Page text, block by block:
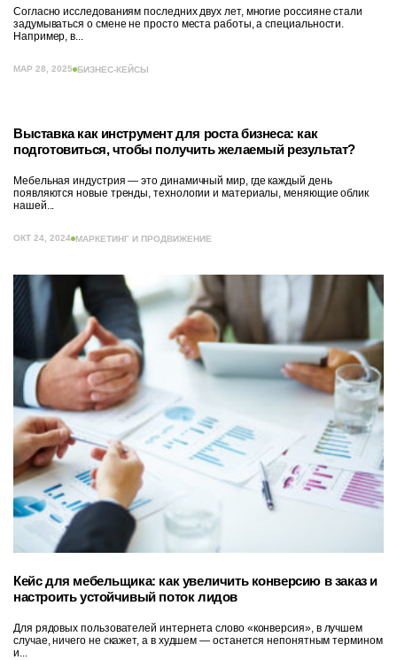
Согласно исследованиям последних двух лет, многие россияне стали
задумываться о смене не просто места работы, а специальности.
Например, в...
МАР 28, 2025 БИЗНЕС-КЕЙСЫ
Выставка как инструмент для роста бизнеса: как
подготовиться, чтобы получить желаемый результат?
Мебельная индустрия — это динамичный мир, где каждый день
появляются новые тренды, технологии и материалы, меняющие облик
нашей...
ОКТ 24, 2024 МАРКЕТИНГ И ПРОДВИЖЕНИЕ
Кейс для мебельщика: как увеличить конверсию в заказ и
настроить устойчивый поток лидов
Для рядовых пользователей интернета слово «конверсия», в лучшем
случае, ничего не скажет, а в худшем — останется непонятным термином
и...